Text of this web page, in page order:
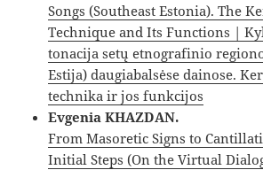
Songs (Southeast Estonia). The
Technique and Its Functions |
tonacija setų etnografinio
Estija) daugiabalsėse dainose.
technika ir jos funkcijos
Evgenia KHAZDAN.
From Masoretic Signs to
Initial Steps (On the Virtual